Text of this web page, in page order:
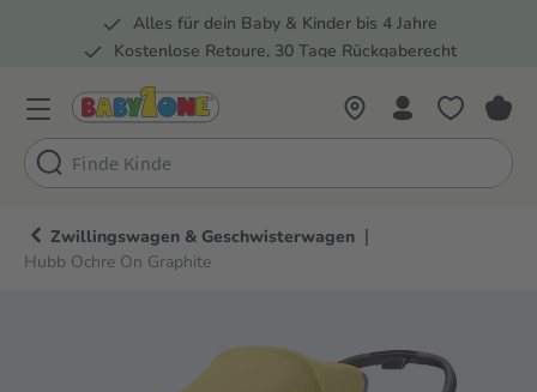
Zur Hauptnavigation springen
Alles für dein Baby & Kinder bis 4 Jahre
Kostenlose Retoure, 30 Tage Rückgaberecht
Zwillingswagen & Geschwisterwagen |
Hubb Ochre On Graphite